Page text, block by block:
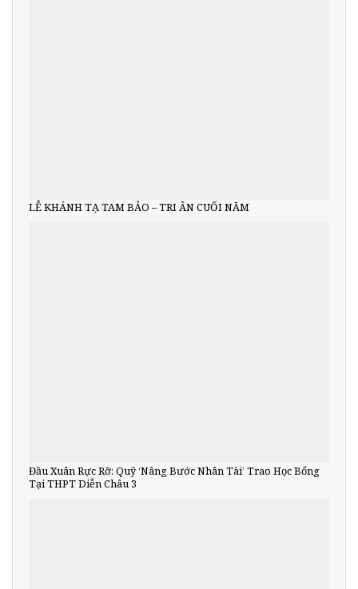
LỄ KHÁNH TẠ TAM BẢO – TRI ÂN CUỐI NĂM
Đầu Xuân Rực Rỡ: Quỹ ‘Nâng Bước Nhân Tài’ Trao Học Bổng
Tại THPT Diễn Châu 3